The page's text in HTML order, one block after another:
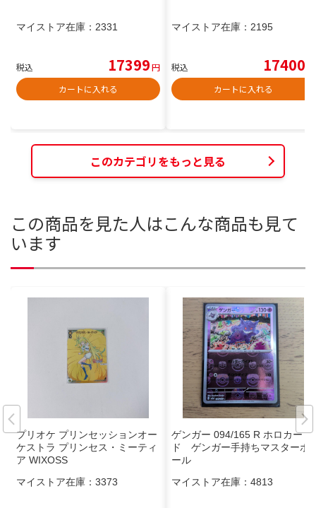
マイストア在庫： 2331
税込 17399円
カートに入れる
マイストア在庫： 2195
税込 17400
カートに入れる
このカテゴリをもっと見る
この商品を見た人はこんな商品も見て
います
プリオケ プリンセッションオー
ケストラ プリンセス・ミーティ
ア WIXOSS
マイストア在庫： 3373
ゲンガー 094/165 R ホロカー
ド ゲンガー手持ちマスターボ
ール
マイストア在庫： 4813